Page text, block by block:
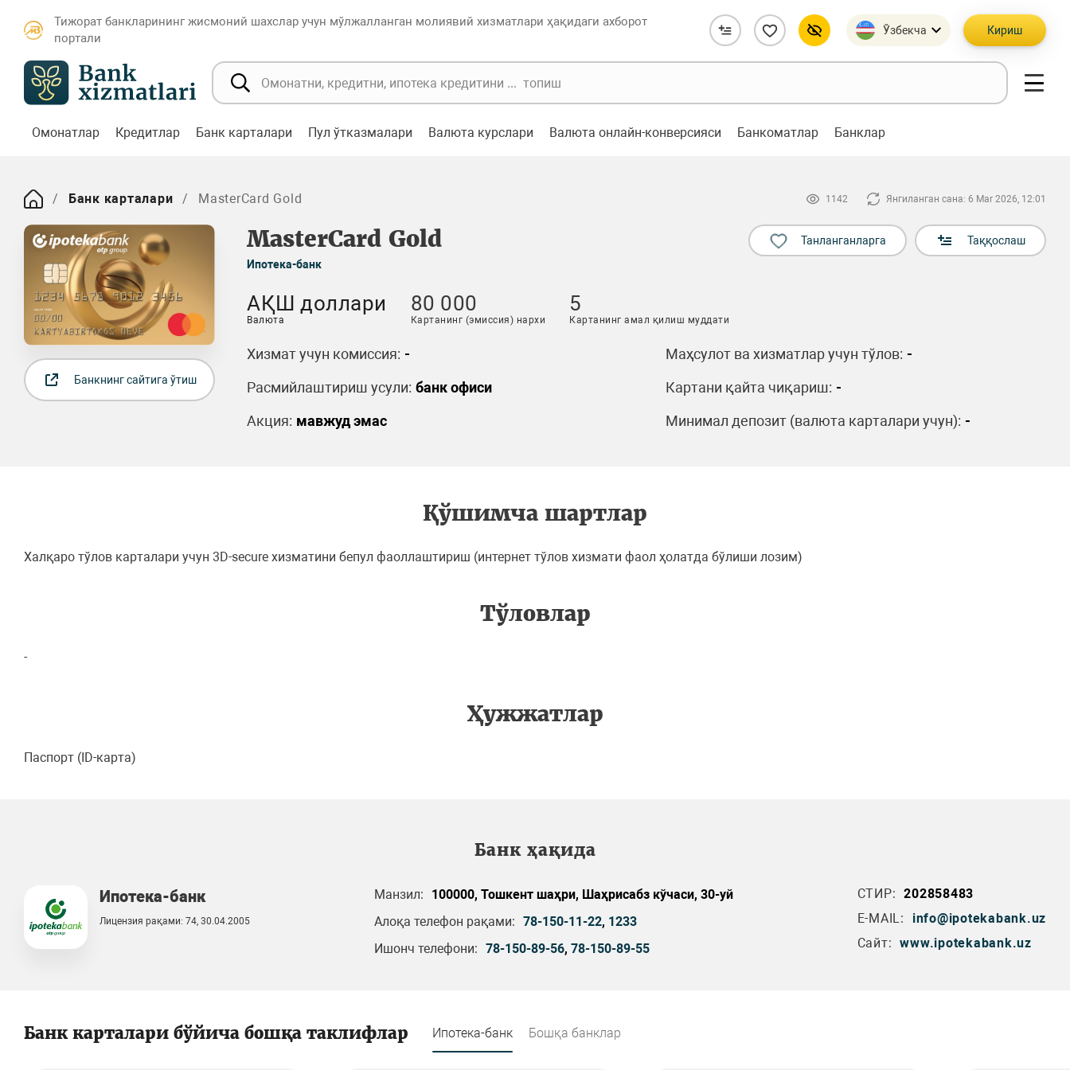
Тижорат банкларининг жисмоний шахслар учун мўлжалланган молиявий хизматлари ҳақидаги ахборот
портали
Ўзбекча Кириш
Омонатлар Кредитлар Банк карталари Пул ўтказмалари Валюта курслари Валюта онлайн-конверсияси Банкоматлар Банклар
Банк карталари MasterCard Gold 1142 Янгиланган сана: 6 Mar 2026, 12:01
MasterCard Gold
Ипотека-банк
Танланганларга Таққослаш
Банкнинг сайтига ўтиш
АҚШ доллари
Валюта
80 000
Картанинг (эмиссия) нархи
5
Картанинг амал қилиш муддати
Хизмат учун комиссия: - Маҳсулот ва хизматлар учун тўлов: -
Расмийлаштириш усули: банк офиси Картани қайта чиқариш: -
Акция: мавжуд эмас Минимал депозит (валюта карталари учун): -
Қўшимча шартлар
Халқаро тўлов карталари учун 3D-secure хизматини бепул фаоллаштириш (интернет тўлов хизмати фаол ҳолатда бўлиши лозим)
Тўловлар
-
Ҳужжатлар
Паспорт (ID-карта)
Банк ҳақида
Ипотека-банк
Лицензия рақами: 74, 30.04.2005
Манзил:
100000, Тошкент шаҳри, Шаҳрисабз кўчаси, 30-уй
Алоқа телефон рақами: 78-150-11-22, 1233
Ишонч телефони: 78-150-89-56, 78-150-89-55
СТИР: 202858483
E-MAIL:
info@ipotekabank.uz
Сайт: www.ipotekabank.uz
Банк карталари бўйича бошқа таклифлар Ипотека-банк Бошқа банклар